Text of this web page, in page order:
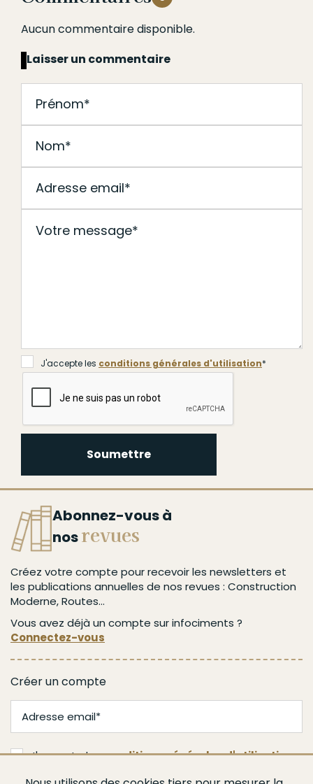
Aucun commentaire disponible.
Laisser un commentaire
J'accepte les conditions générales d'utilisation*
Soumettre
Abonnez-vous à
nosrevues
Créez votre compte pour recevoir les newsletters et
les publications annuelles de nos revues : Construction
Moderne, Routes...
Vous avez déjà un compte sur infociments ?
Connectez-vous
Créer un compte
J'accepte lesconditions générales d'utilisation